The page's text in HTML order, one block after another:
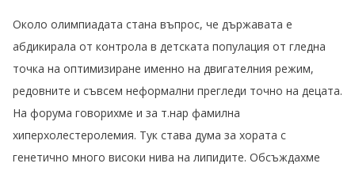
Около олимпиадата стана въпрос, че държавата е
абдикирала от контрола в детската популация от гледна
точка на оптимизиране именно на двигателния режим,
редовните и съвсем неформални прегледи точно на децата.
На форума говорихме и за т.нар фамилна
хиперхолестеролемия. Тук става дума за хората с
генетично много високи нива на липидите. Обсъждахме